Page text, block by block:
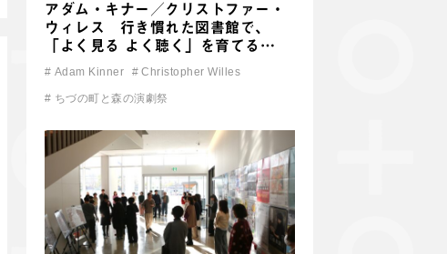
アダム・キナー／クリストファー・
ウィレス 行き慣れた図書館で、
「よく見る よく聴く」を育てる…
# Adam Kinner # Christopher Willes
# ちづの町と森の演劇祭